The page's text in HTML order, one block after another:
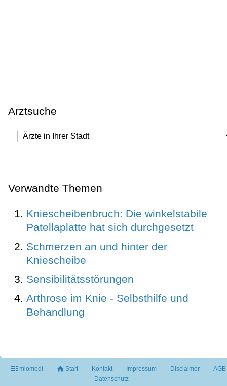
Arztsuche
Verwandte Themen
Kniescheibenbruch: Die winkelstabile
Patellaplatte hat sich durchgesetzt
Schmerzen an und hinter der
Kniescheibe
Sensibilitätsstörungen
Arthrose im Knie - Selbsthilfe und
Behandlung
miomedi Start Kontakt Impressum Disclaimer
AGB
Datenschutz